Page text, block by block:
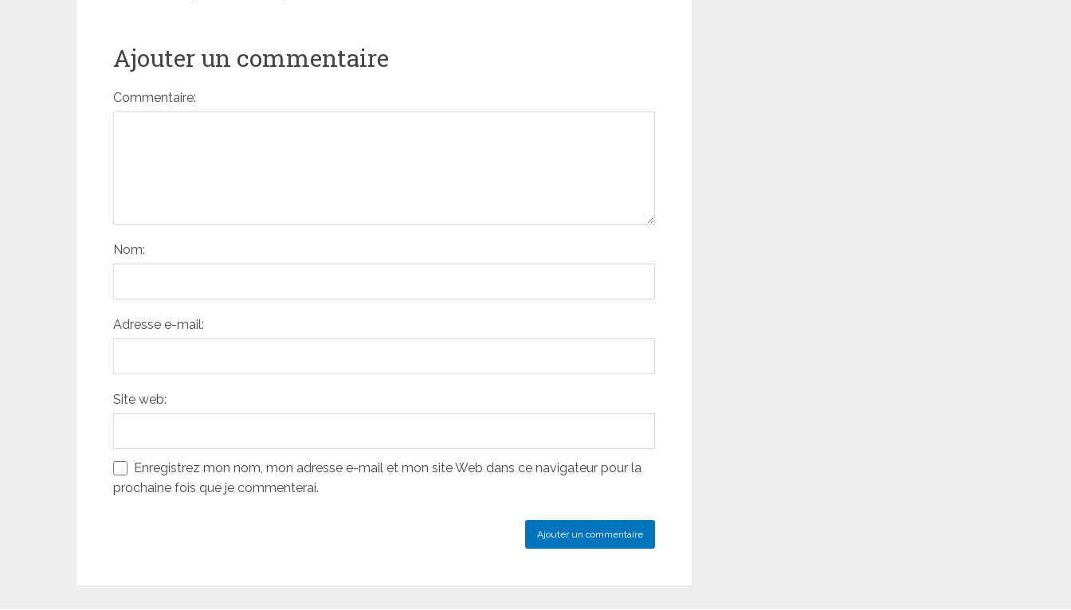
Ajouter un commentaire
Commentaire:
Nom:
Adresse e-mail:
Site web:
Enregistrez mon nom, mon adresse e-mail et mon site Web dans ce navigateur pour la
prochaine fois que je commenterai.